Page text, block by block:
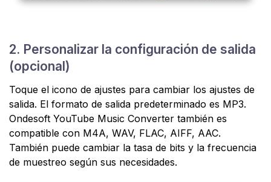
2. Personalizar la configuración de salida
(opcional)
Toque el icono de ajustes para cambiar los ajustes de
salida. El formato de salida predeterminado es MP3.
Ondesoft YouTube Music Converter también es
compatible con M4A, WAV, FLAC, AIFF, AAC.
También puede cambiar la tasa de bits y la frecuencia
de muestreo según sus necesidades.